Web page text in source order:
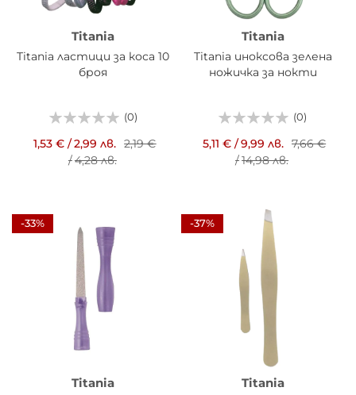
Titania
Titania ластици за коса 10
броя
(0)
1,53 € /2,99 лв. 2,19 €
/4,28 лв.
Titania
Titania иноксова зелена
ножичка за нокти
(0)
5,11 € /9,99 лв. 7,66 €
/14,98 лв.
-33%
Titania
-37%
Titania